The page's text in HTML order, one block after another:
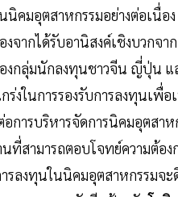
มอุตสาหกรรมอย่างต่อเนื่อ
จากได้รับอานิสงค์เชิงบวกจ
กลุ่มนักลงทุนชาวจีน ญี่ปุ่น แล
งในการรองรับการลงทุนเพื่
การบริหารจัดการนิคมอุตส
สามารถตอบโจทย์ความต้อง
รลงทุนในนิคมอุตสาหกรรมจ